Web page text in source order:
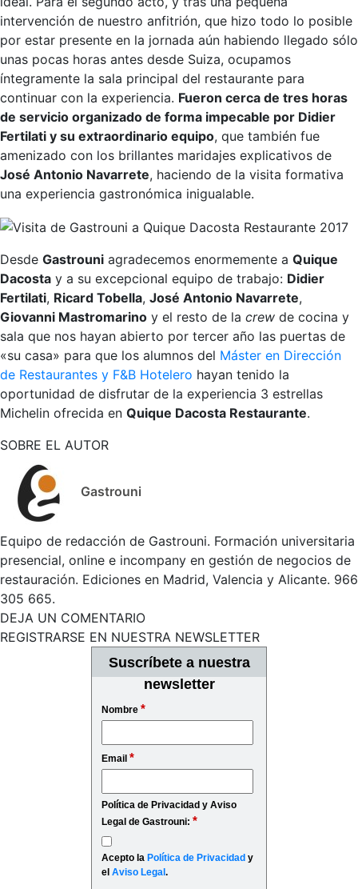
intervención de nuestro anfitrión, que hizo todo lo posible
por estar presente en la jornada aún habiendo llegado sólo
unas pocas horas antes desde Suiza, ocupamos
íntegramente la sala principal del restaurante para
continuar con la experiencia. Fueron cerca de tres horas
de servicio organizado de forma impecable por Didier
Fertilati y su extraordinario equipo, que también fue
amenizado con los brillantes maridajes explicativos de
José Antonio Navarrete, haciendo de la visita formativa
una experiencia gastronómica inigualable.
Desde Gastrouni agradecemos enormemente a Quique
Dacosta y a su excepcional equipo de trabajo: Didier
Fertilati, Ricard Tobella, José Antonio Navarrete,
Giovanni Mastromarino y el resto de la crew de cocina y
sala que nos hayan abierto por tercer año las puertas de
«su casa» para que los alumnos del Máster en Dirección
de Restaurantes y F&B Hotelero hayan tenido la
oportunidad de disfrutar de la experiencia 3 estrellas
Michelin ofrecida en Quique Dacosta Restaurante.
SOBRE EL AUTOR
Gastrouni
Equipo de redacción de Gastrouni. Formación universitaria
presencial, online e incompany en gestión de negocios de
restauración. Ediciones en Madrid, Valencia y Alicante. 966
305 665.
DEJA UN COMENTARIO
REGISTRARSE EN NUESTRA NEWSLETTER
Suscríbete a nuestra
newsletter
Nombre *
Email *
Política de Privacidad y Aviso
Legal de Gastrouni: *
Acepto la Política de Privacidad y
el Aviso Legal.